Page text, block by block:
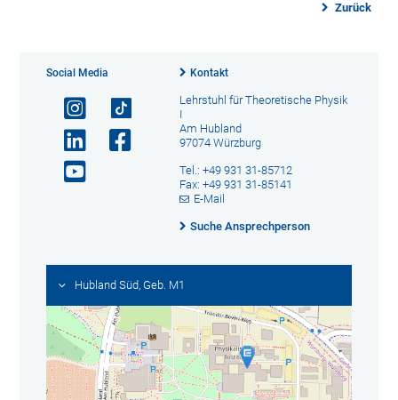
Zurück
Social Media Kontakt
Lehrstuhl für Theoretische Physik
I
Am Hubland
97074 Würzburg
Tel.: +49 931 31-85712
Fax: +49 931 31-85141
E-Mail
Suche Ansprechperson
Hubland Süd, Geb. M1